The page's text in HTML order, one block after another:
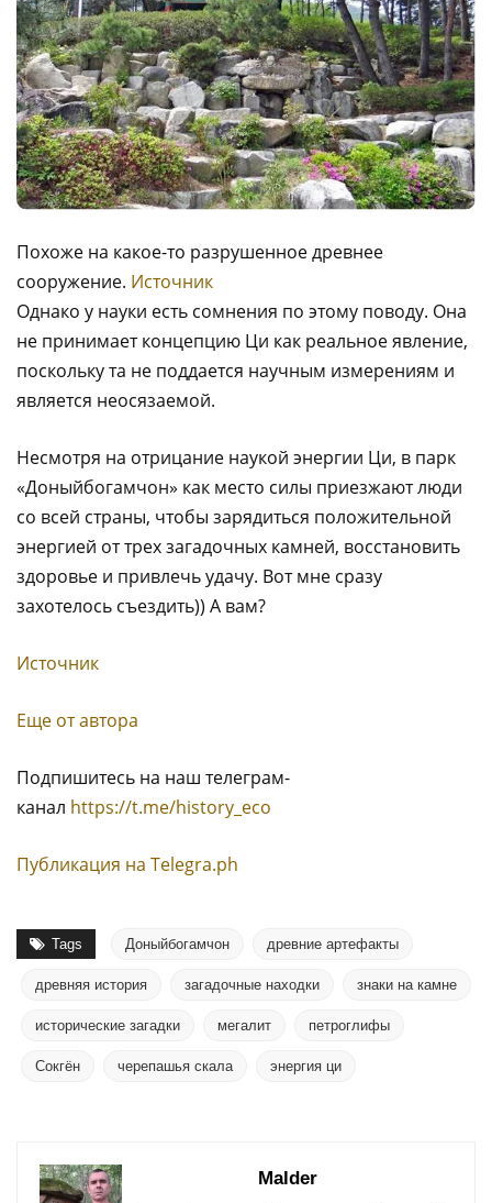
Похоже на какое-то разрушенное древнее
сооружение. Источник
Однако у науки есть сомнения по этому поводу. Она
не принимает концепцию Ци как реальное явление,
поскольку та не поддается научным измерениям и
является неосязаемой.
Несмотря на отрицание наукой энергии Ци, в парк
«Доныйбогамчон» как место силы приезжают люди
со всей страны, чтобы зарядиться положительной
энергией от трех загадочных камней, восстановить
здоровье и привлечь удачу. Вот мне сразу
захотелось съездить)) А вам?
Источник
Еще от автора
Подпишитесь на наш телеграм-
канал https://t.me/history_eco
Публикация на Тelegra.ph
Tags Доныйбогамчон древние артефакты
древняя история загадочные находки знаки на камне
исторические загадки мегалит петроглифы
Сокгён черепашья скала энергия ци
Malder